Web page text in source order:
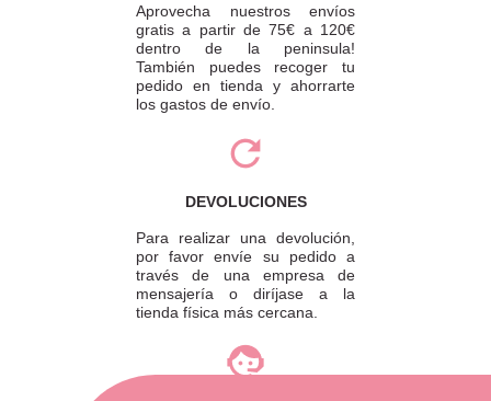
Aprovecha nuestros envíos
gratis a partir de 75€ a 120€
dentro de la peninsula!
También puedes recoger tu
pedido en tienda y ahorrarte
los gastos de envío.
DEVOLUCIONES
Para realizar una devolución,
por favor envíe su pedido a
través de una empresa de
mensajería o diríjase a la
tienda física más cercana.